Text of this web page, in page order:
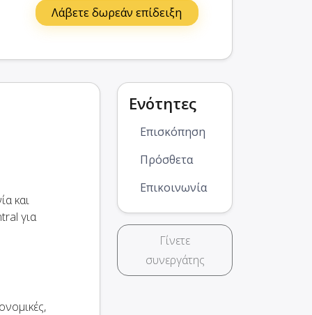
Λάβετε δωρεάν επίδειξη
και
για
Ενότητες
Επισκόπηση
Πρόσθετα
Επικοινωνία
Γίνετε
συνεργάτης